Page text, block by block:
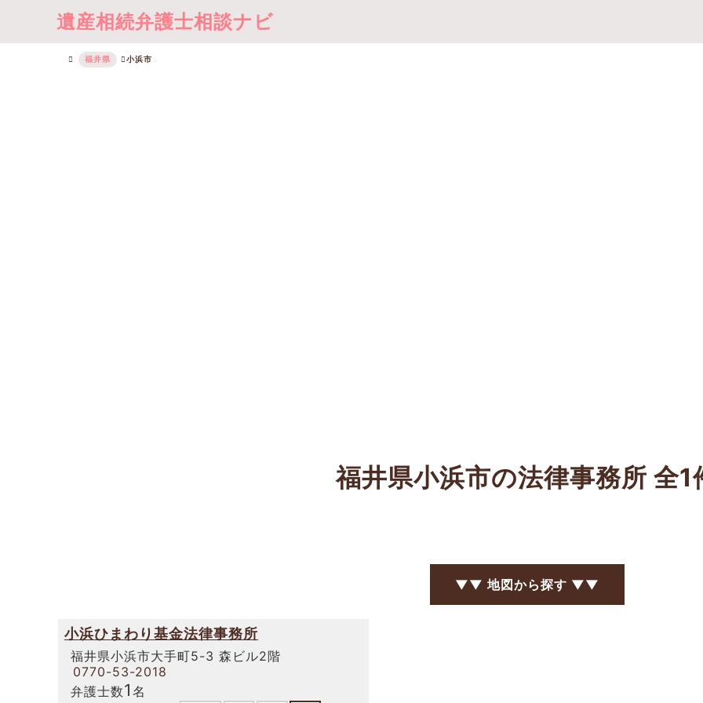
遺産相続弁護士相談ナビ
福井県 小浜市
福井県小浜市の法律事務所 全1
▼▼ 地図から探す ▼▼
小浜ひまわり基金法律事務所
福井県小浜市大手町5-3 森ビル2階
0770-53-2018
弁護士数1 名